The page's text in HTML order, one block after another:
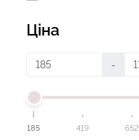
Ціна
-
185 419 652